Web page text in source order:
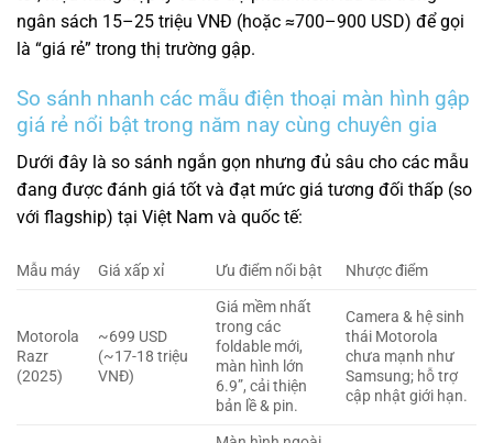
ngân sách 15–25 triệu VNĐ (hoặc ≈700–900 USD) để gọi
là “giá rẻ” trong thị trường gập.
So sánh nhanh các mẫu điện thoại màn hình gập
giá rẻ nổi bật trong năm nay cùng chuyên gia
Dưới đây là so sánh ngắn gọn nhưng đủ sâu cho các mẫu
đang được đánh giá tốt và đạt mức giá tương đối thấp (so
với flagship) tại Việt Nam và quốc tế:
Mẫu máy Giá xấp xỉ Ưu điểm nổi bật Nhược điểm
Motorola
Razr
(2025)
~699 USD
(~17-18 triệu
VNĐ)
Giá mềm nhất
trong các
foldable mới,
màn hình lớn
6.9”, cải thiện
bản lề & pin.
Camera & hệ sinh
thái Motorola
chưa mạnh như
Samsung; hỗ trợ
cập nhật giới hạn.